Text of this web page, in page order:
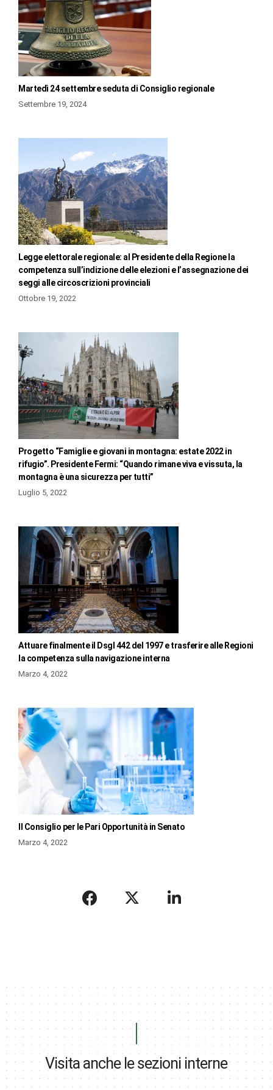
Martedì 24 settembre seduta di Consiglio regionale
Settembre 19, 2024
Legge elettorale regionale: al Presidente della Regione la
competenza sull’indizione delle elezioni e l’assegnazione dei
seggi alle circoscrizioni provinciali
Ottobre 19, 2022
Progetto “Famiglie e giovani in montagna: estate 2022 in
rifugio”. Presidente Fermi: “Quando rimane viva e vissuta, la
montagna è una sicurezza per tutti”
Luglio 5, 2022
Attuare finalmente il Dsgl 442 del 1997 e trasferire alle Regioni
la competenza sulla navigazione interna
Marzo 4, 2022
Il Consiglio per le Pari Opportunità in Senato
Marzo 4, 2022
Visita anche le sezioni interne